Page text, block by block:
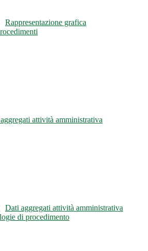
Rappresentazione grafica
attività amministrativa
Dati aggregati attività amministrativa
di procedimento